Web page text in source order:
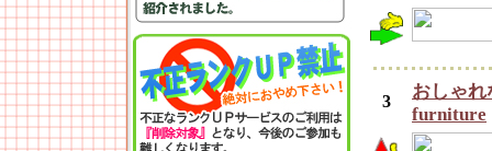
3
おしゃ
furniture